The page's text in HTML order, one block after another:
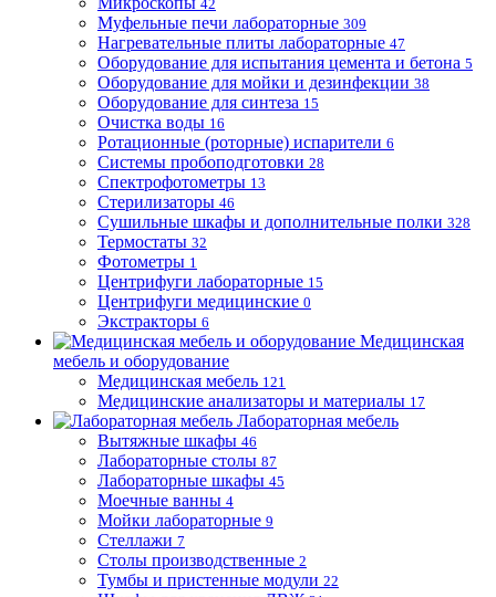
42
Муфельные печи лабораторные 309
Нагревательные плиты лабораторные 47
Оборудование для испытания цемента и бетона 5
Оборудование для мойки и дезинфекции 38
Оборудование для синтеза 15
Очистка воды 16
Ротационные (роторные) испарители 6
Системы пробоподготовки 28
Спектрофотометры 13
Стерилизаторы 46
Сушильные шкафы и дополнительные полки 328
Термостаты 32
Фотометры 1
Центрифуги лабораторные 15
Центрифуги медицинские 0
Экстракторы 6
Медицинская
мебель и оборудование
Медицинская мебель 121
Медицинские анализаторы и материалы 17
Лабораторная мебель
Вытяжные шкафы 46
Лабораторные столы 87
Лабораторные шкафы 45
Моечные ванны 4
Мойки лабораторные 9
Стеллажи 7
Столы производственные 2
Тумбы и пристенные модули 22